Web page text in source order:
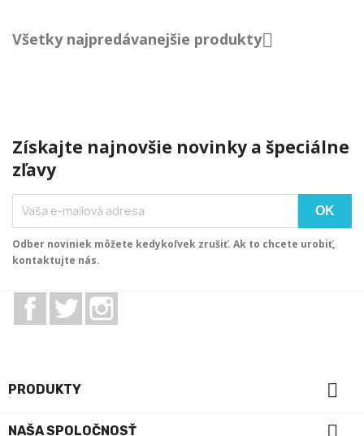
Všetky najpredávanejšie produkty
Získajte najnovšie novinky a špeciálne
zľavy
Odber noviniek môžete kedykoľvek zrušiť. Ak to chcete urobiť,
kontaktujte nás.
Facebook
Twitter
PRODUKTY 
NAŠA SPOLOČNOSŤ 